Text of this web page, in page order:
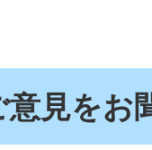
見をお